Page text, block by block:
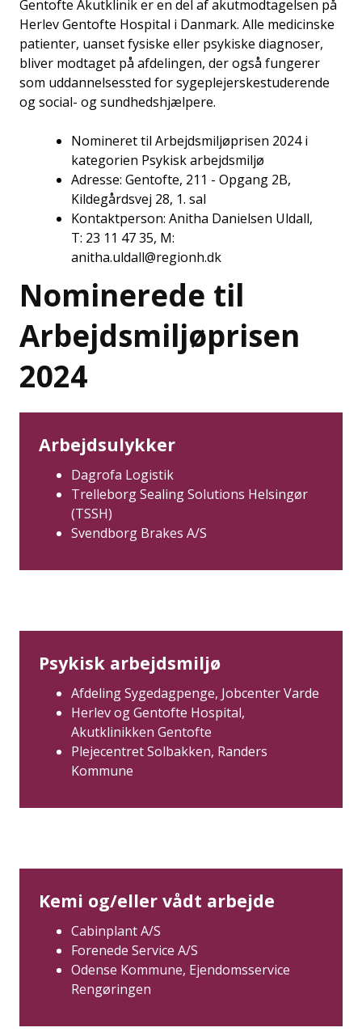
Gentofte Akutklinik er en del af akutmodtagelsen på
Herlev Gentofte Hospital i Danmark. Alle medicinske
patienter, uanset fysiske eller psykiske diagnoser,
bliver modtaget på afdelingen, der også fungerer
som uddannelsessted for sygeplejerskestuderende
og social- og sundhedshjælpere.
Nomineret til Arbejdsmiljøprisen 2024 i
kategorien Psykisk arbejdsmiljø
Adresse: Gentofte, 211 - Opgang 2B,
Kildegårdsvej 28, 1. sal
Kontaktperson: Anitha Danielsen Uldall,
T: 23 11 47 35, M:
anitha.uldall@regionh.dk
Nominerede til
Arbejdsmiljøprisen
2024
Arbejdsulykker
Dagrofa Logistik
Trelleborg Sealing Solutions Helsingør
(TSSH)
Svendborg Brakes A/S
Psykisk arbejdsmiljø
Afdeling Sygedagpenge, Jobcenter Varde
Herlev og Gentofte Hospital,
Akutklinikken Gentofte
Plejecentret Solbakken, Randers
Kommune
Kemi og/eller vådt arbejde
Cabinplant A/S
Forenede Service A/S
Odense Kommune, Ejendomsservice
Rengøringen